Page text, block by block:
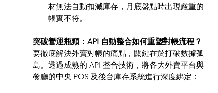
材無法自動扣減庫存，月底盤點時出現嚴重的
帳實不符。
突破營運瓶頸：API 自動整合如何重塑對帳流程？
要徹底解決外賣對帳的痛點，關鍵在於打破數據孤
島。透過成熟的 API 整合技術，將各大外賣平台與
餐廳的中央 POS 及後台庫存系統進行深度綁定：